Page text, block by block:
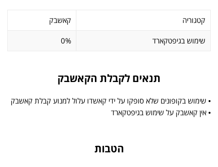
קטגוריה קאשבק
שימוש בגיפטקארד 0%
תנאים לקבלת הקאשבק
• שימוש בקופונים שלא סופקו על ידי קאשדו עלול למנוע קבלת קאשבק
• אין קאשבק על שימוש בגיפטקארד
הטבות